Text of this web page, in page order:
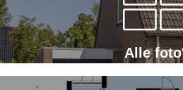
Alle